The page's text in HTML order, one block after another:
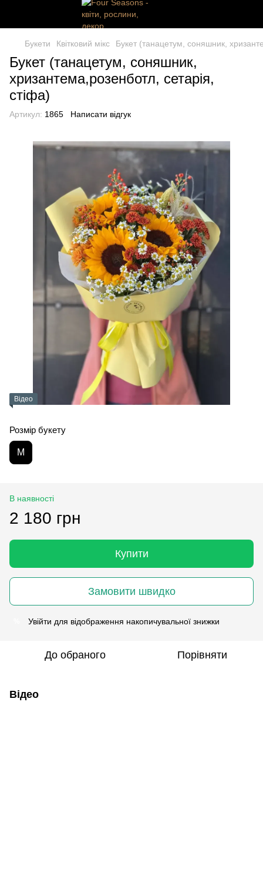
Букети Квітковий мікс Букет (танацетум, соняшник,
Букет (танацетум, соняшник,
хризантема,розенботл, сетарія,
стіфа)
Артикул: 1865 Написати відгук
Відео
Розмір букету
M
В наявності
2 180 грн
Купити
Замовити швидко
Увійти для відображення накопичувальної знижки
До обраного Порівняти
Відео